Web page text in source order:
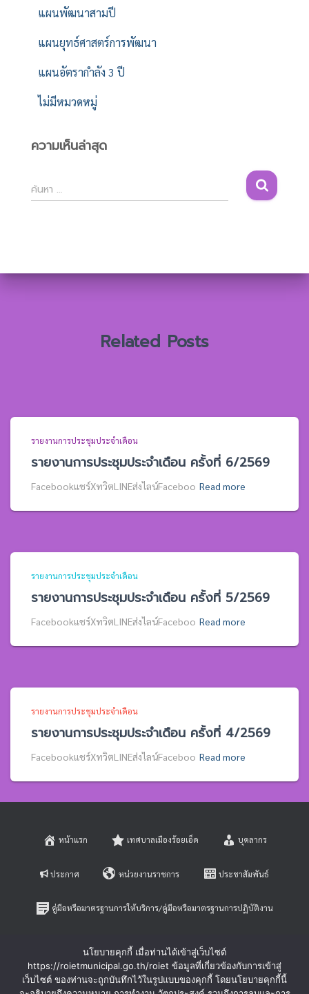
แผนพัฒนาสามปี
แผนยุทธ์ศาสตร์การพัฒนา
แผนอัตรากำลัง 3 ปี
ไม่มีหมวดหมู่
ความเห็นล่าสุด
ค้
น
ห
ค้นหา …
Related Posts
รายงานการประชุมประจำเดือน
รายงานการประชุมประจำเดือน ครั้งที่ 6/2569
Facebookแชร์XทวิตLINEส่งไลน์Faceboo Read more
รายงานการประชุมประจำเดือน
รายงานการประชุมประจำเดือน ครั้งที่ 5/2569
Facebookแชร์XทวิตLINEส่งไลน์Faceboo Read more
รายงานการประชุมประจำเดือน
รายงานการประชุมประจำเดือน ครั้งที่ 4/2569
Facebookแชร์XทวิตLINEส่งไลน์Faceboo Read more
หน้าแรก เทศบาลเมืองร้อยเอ็ด บุคลากร
ประกาศ หน่วยงานราชการ ประชาสัมพันธ์
คู่มือหรือมาตรฐานการให้บริการ/คู่มือหรือมาตรฐานการปฏิบัติงาน
หลักเกณฑ์การบริหารและพัฒนาทรัพยากรบุคคล
นโยบายคุกกี้ เมื่อท่านได้เข้าสู่เว็บไซต์
https://roietmunicipal.go.th/roiet ข้อมูลที่เกี่ยวข้องกับการเข้าสู่
เว็บไซต์ ของท่านจะถูกบันทึกไว้ในรูปแบบของคุกกี้ โดยนโยบายคุกกี้นี้